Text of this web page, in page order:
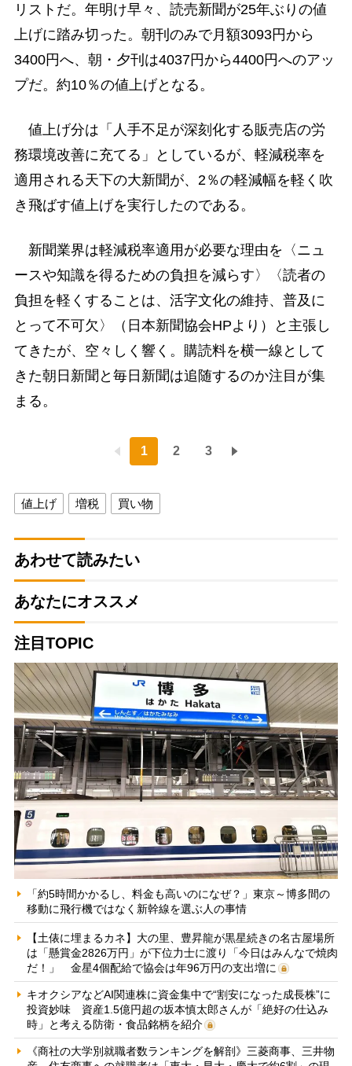
リストだ。年明け早々、読売新聞が25年ぶりの値
上げに踏み切った。朝刊のみで月額3093円から
3400円へ、朝・夕刊は4037円から4400円へのアッ
プだ。約10％の値上げとなる。
値上げ分は「人手不足が深刻化する販売店の労
務環境改善に充てる」としているが、軽減税率を
適用される天下の大新聞が、2％の軽減幅を軽く吹
き飛ばす値上げを実行したのである。
新聞業界は軽減税率適用が必要な理由を〈ニュ
ースや知識を得るための負担を減らす〉〈読者の
負担を軽くすることは、活字文化の維持、普及に
とって不可欠〉（日本新聞協会HPより）と主張し
てきたが、空々しく響く。購読料を横一線として
きた朝日新聞と毎日新聞は追随するのか注目が集
まる。
1 2 3
値上げ 増税 買い物
あわせて読みたい
あなたにオススメ
注目TOPIC
「約5時間かかるし、料金も高いのになぜ？」東京～博多間の
移動に飛行機ではなく新幹線を選ぶ人の事情
【土俵に埋まるカネ】大の里、豊昇龍が黒星続きの名古屋場所
は「懸賞金2826万円」が下位力士に渡り「今日はみんなで焼肉
だ！」 金星4個配給で協会は年96万円の支出増に
キオクシアなどAI関連株に資金集中で“割安になった成長株”に
投資妙味 資産1.5億円超の坂本慎太郎さんが「絶好の仕込み
時」と考える防衛・食品銘柄を紹介
《商社の大学別就職者数ランキングを解剖》三菱商事、三井物